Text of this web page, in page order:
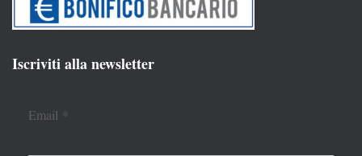
Iscriviti alla newsletter
Email *